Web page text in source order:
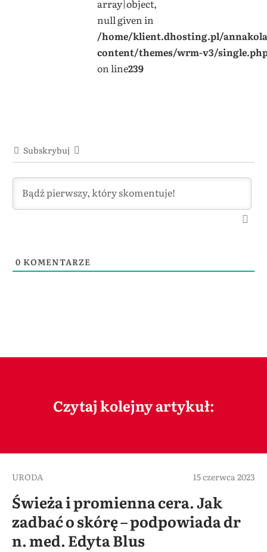
array|object,
null given in
/home/klient.dhosting.pl/
content/themes/wrm-v3/
on line239
Subskrybuj
0 KOMENTARZE
Czytaj kolejny artykuł:
URODA 15 czerwca 2023
Świeża i promienna cera. Jak
zadbać o skórę – podpowiada dr
n. med. Edyta Blus